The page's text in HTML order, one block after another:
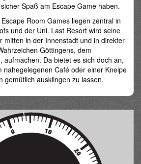
Spaß am Escape Game haben.
Room Games liegen zentral in
und der Uni. Last Resort wird seine
mitten in der Innenstadt und in direkter
Göttingens, dem
aufmachen. Da bietet es sich doch an,
nahegelegenen Café oder einer Kneipe
gemütlich ausklingen zu lassen.